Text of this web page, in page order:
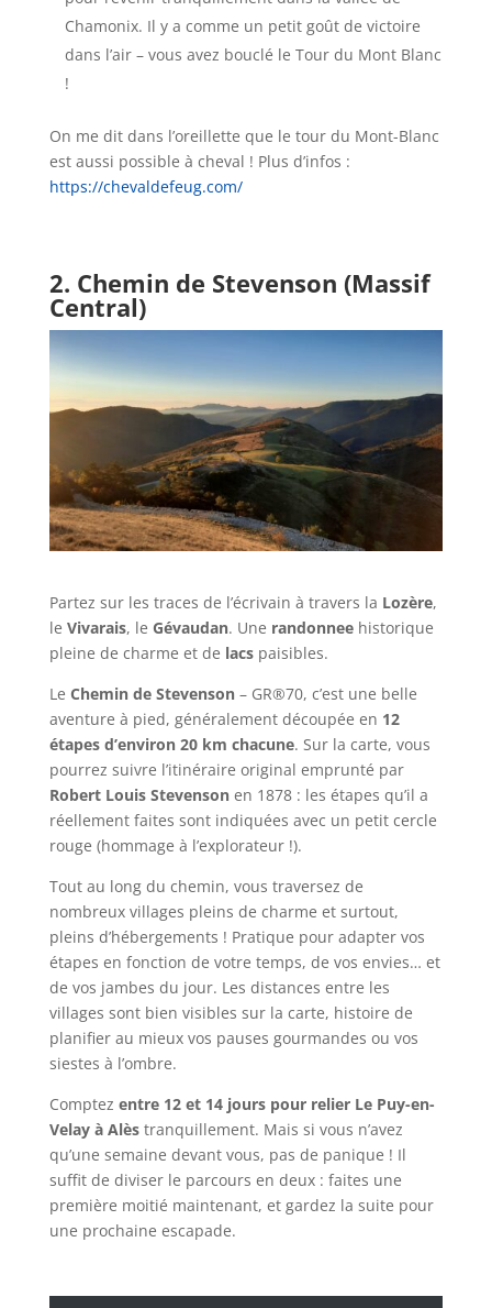
Chamonix. Il y a comme un petit goût de victoire
dans l’air – vous avez bouclé le Tour du Mont Blanc
!
On me dit dans l’oreillette que le tour du Mont-Blanc
est aussi possible à cheval ! Plus d’infos :
https://chevaldefeug.com/
2. Chemin de Stevenson (Massif
Central)
Partez sur les traces de l’écrivain à travers la Lozère,
le Vivarais, le Gévaudan. Une randonneehistorique
pleine de charme et de lacspaisibles.
Le Chemin de Stevenson– GR®70, c’est une belle
aventure à pied, généralement découpée en 12
étapes d’environ 20 km chacune. Sur la carte, vous
pourrez suivre l’itinéraire original emprunté par
Robert Louis Stevensonen 1878 : les étapes qu’il a
réellement faites sont indiquées avec un petit cercle
rouge (hommage à l’explorateur !).
Tout au long du chemin, vous traversez de
nombreux villages pleins de charme et surtout,
pleins d’hébergements ! Pratique pour adapter vos
étapes en fonction de votre temps, de vos envies… et
de vos jambes du jour. Les distances entre les
villages sont bien visibles sur la carte, histoire de
planifier au mieux vos pauses gourmandes ou vos
siestes à l’ombre.
Comptez entre 12 et 14 jours pour relier Le Puy-en-
Velay à Alèstranquillement. Mais si vous n’avez
qu’une semaine devant vous, pas de panique ! Il
suffit de diviser le parcours en deux : faites une
première moitié maintenant, et gardez la suite pour
une prochaine escapade.